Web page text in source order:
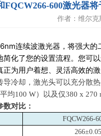
FQCW266-600激光器
作者：维尔克
连续波激光器，将强大
化了您的设置流程。您可
为用户着想、灵活高效的激
冷却，激光头可以充分散热
均100 W）以及仅380 x 270
对比：
FQCW266-
266